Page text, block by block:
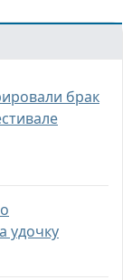
брак
удочку